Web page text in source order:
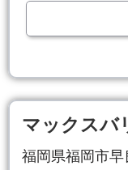
マックスバ
福岡県福岡市